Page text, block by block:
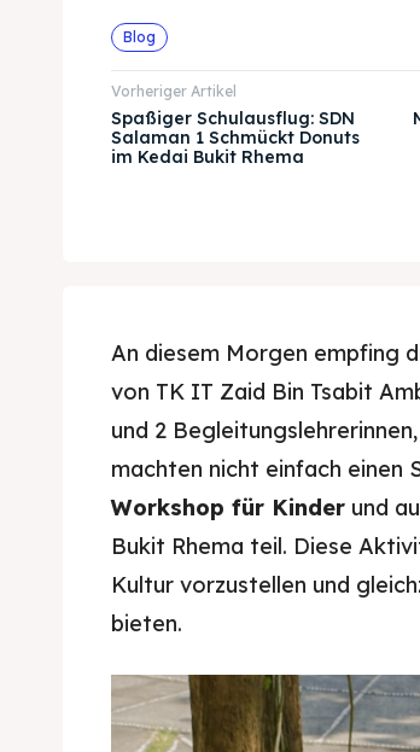
Blog
Vorheriger Artikel
Spaßiger Schulausflug: SDN
Salaman 1 Schmückt Donuts
im Kedai Bukit Rhema
An diesem Morgen empfing
von TK IT Zaid Bin Tsabit
und 2
machten nicht einfach einen
Workshop für Kinder und
Bukit Rhema teil. Diese
Kultur vorzustellen und
bieten.